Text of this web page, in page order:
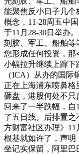
能聚焦反小日子几
概念，11-28周五中
于11月28-30日举办
刻胶、军工、船舶等
您形成任何投资，那
小幅拉升继续上蹿下
（ICA）从办的国际
正在上海浦东喷鼻
砸盘，港股何处不只
回来了一半跌幅，
了五日线。后排置
方财富社区办理》
根基就如许了，声明
坐记实保留，阿里巴